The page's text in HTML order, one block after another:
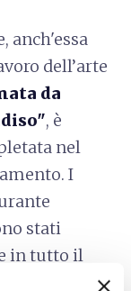
anch'essa
dell’arte
da
, è
nel
I
stati
in tutto il
del